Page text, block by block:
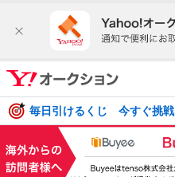
毎日引けるくじ 今すぐ挑戦